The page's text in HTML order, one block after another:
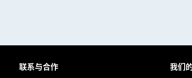
联系与合作 我们